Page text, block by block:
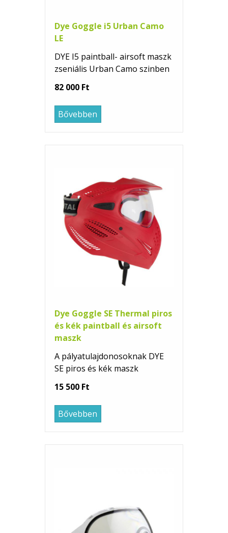
Dye Goggle i5 Urban Camo
LE
DYE I5 paintball- airsoft maszk
zseniális Urban Camo szinben
82 000 Ft
Bővebben
Dye Goggle SE Thermal piros
és kék paintball és airsoft
maszk
A pályatulajdonosoknak DYE
SE piros és kék maszk
15 500 Ft
Bővebben